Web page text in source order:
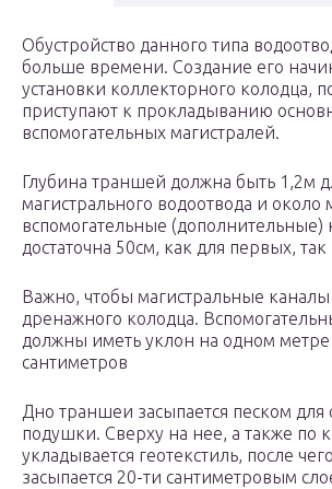
Обустройство данного типа
больше времени. Создание его
установки коллекторного колодца,
приступают к прокладыванию
вспомогательных магистралей.
Глубина траншей должна быть 1,2м
магистрального водоотвода и около
вспомогательные
достаточна 50см, как для первых,
Важно, чтобы магистральные
дренажного колодца.
должны иметь уклон на одном метре
сантиметров
Дно траншеи засыпается песком для
подушки. Сверху на нее, а также по
укладывается геотекстиль, после
засыпается 20-ти сантиметровым